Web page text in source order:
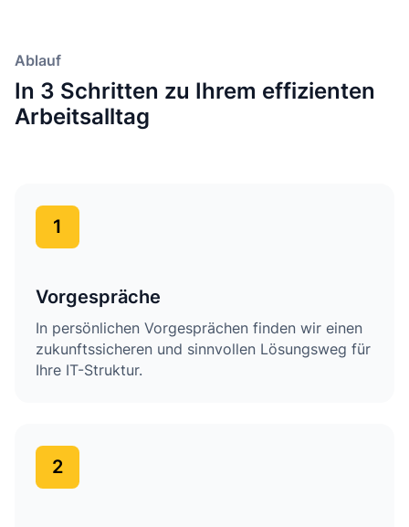
Ablauf
In 3 Schritten zu Ihrem effizienten
Arbeitsalltag
1
Vorgespräche
In persönlichen Vorgesprächen finden wir einen
zukunftssicheren und sinnvollen Lösungsweg für
Ihre IT-Struktur.
2